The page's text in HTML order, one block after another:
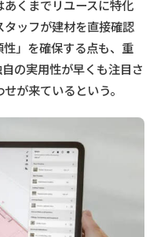
くまでリユースに特化
タッフが建材を直接確認
」を確保する点も、重
の実用性が早くも注目さ
が来ているという。